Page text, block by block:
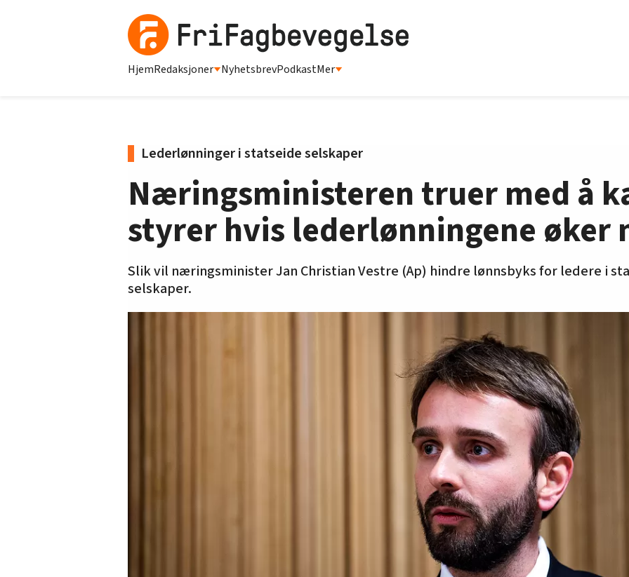
HjemRedaksjoner NyhetsbrevPodkastMer
Lederlønninger i statseide selskaper
Næringsministeren truer med å
styrer hvis lederlønningene øker
Slik vil næringsminister Jan Christian Vestre (Ap) hindre lønnsbyks for ledere i
selskaper.